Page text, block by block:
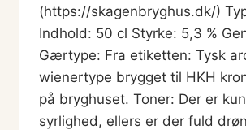
(https://skagenbryghus.dk/)
Indhold: 50 cl Styrke: 5,3 %
Gærtype: Fra etiketten: Tysk
wienertype brygget til HKH
på bryghuset. Toner: Der er
syrlighed, ellers er der fuld